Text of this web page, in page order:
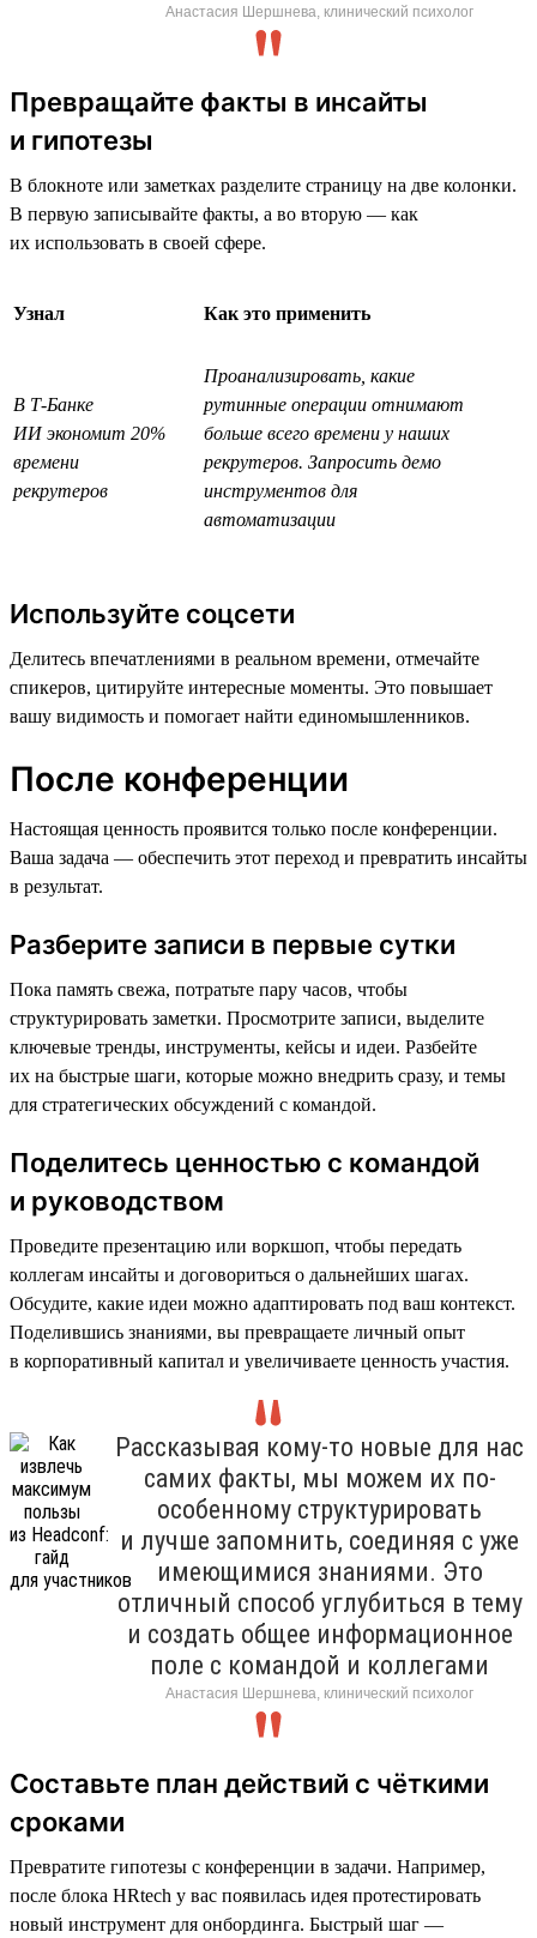
Анастасия Шершнева, клинический психолог
Превращайте факты в инсайты
и гипотезы
В блокноте или заметках разделите страницу на две колонки.
В первую записывайте факты, а во вторую — как
их использовать в своей сфере.
Узнал Как это применить
В Т-Банке
ИИ экономит 20%
времени
рекрутеров
Проанализировать, какие
рутинные операции отнимают
больше всего времени у наших
рекрутеров. Запросить демо
инструментов для
автоматизации
Используйте соцсети
Делитесь впечатлениями в реальном времени, отмечайте
спикеров, цитируйте интересные моменты. Это повышает
вашу видимость и помогает найти единомышленников.
После конференции
Настоящая ценность проявится только после конференции.
Ваша задача — обеспечить этот переход и превратить инсайты
в результат.
Разберите записи в первые сутки
Пока память свежа, потратьте пару часов, чтобы
структурировать заметки. Просмотрите записи, выделите
ключевые тренды, инструменты, кейсы и идеи. Разбейте
их на быстрые шаги, которые можно внедрить сразу, и темы
для стратегических обсуждений с командой.
Поделитесь ценностью с командой
и руководством
Проведите презентацию или воркшоп, чтобы передать
коллегам инсайты и договориться о дальнейших шагах.
Обсудите, какие идеи можно адаптировать под ваш контекст.
Поделившись знаниями, вы превращаете личный опыт
в корпоративный капитал и увеличиваете ценность участия.
Рассказывая кому-то новые для нас
самих факты, мы можем их по-
особенному структурировать
и лучше запомнить, соединяя с уже
имеющимися знаниями. Это
отличный способ углубиться в тему
и создать общее информационное
поле с командой и коллегами
Анастасия Шершнева, клинический психолог
Составьте план действий с чёткими
сроками
Превратите гипотезы с конференции в задачи. Например,
после блока HRtech у вас появилась идея протестировать
новый инструмент для онбординга. Быстрый шаг —